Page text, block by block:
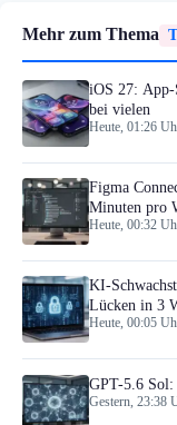
Mehr zum Thema
iOS 27: App-
bei vielen
Heute, 01:26
Figma
Minuten pro
Heute, 00:32
KI-
Lücken in 3
Heute, 00:05
GPT-5.6 Sol:
Gestern, 23:38